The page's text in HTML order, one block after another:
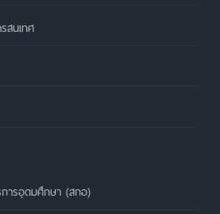
สนเทศ
ารอุดมศึกษา (สกอ)